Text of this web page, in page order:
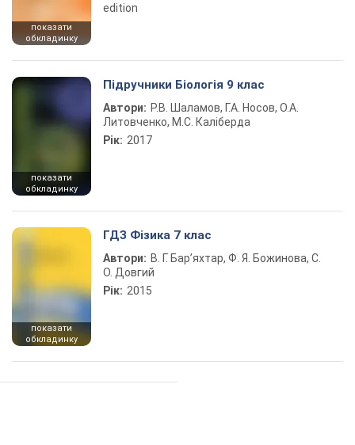
показати
обкладинку
edition
показати
обкладинку
Підручники Біологія 9 клас
Автори: Р.В. Шаламов, Г.А. Носов, О.А.
Литовченко, М.С. Каліберда
Рік: 2017
показати
обкладинку
ГДЗ Фізика 7 клас
Автори: В. Г. Бар’яхтар, Ф. Я. Божинова, С.
О. Довгий
Рік: 2015